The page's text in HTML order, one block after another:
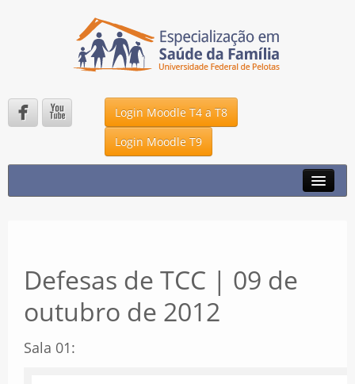

Login Moodle T4 a T8
Login Moodle T9
UNA – SUS
P2K
FALE CONOSCO
Defesas de TCC | 09 de
outubro de 2012
Sala 01: